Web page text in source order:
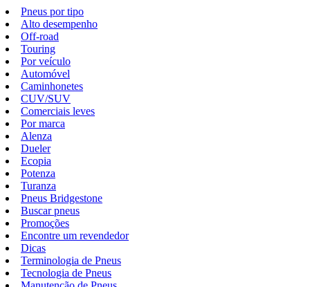
Pneus por tipo
Alto desempenho
Off-road
Touring
Por veículo
Automóvel
Caminhonetes
CUV/SUV
Comerciais leves
Por marca
Alenza
Dueler
Ecopia
Potenza
Turanza
Pneus Bridgestone
Buscar pneus
Promoções
Encontre um revendedor
Dicas
Terminologia de Pneus
Tecnologia de Pneus